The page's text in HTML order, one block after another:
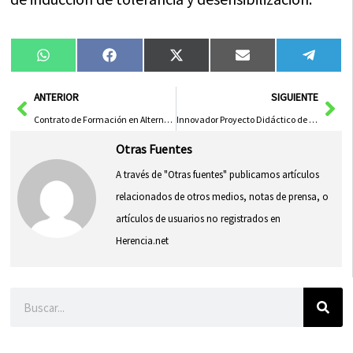
Compartir
en
WhatsAppCompartir
en
FacebookCompartir
en
X
(Twitter)
Compartir
en
Email
en
AntANTERIOR
Contrato de Formación en Alternancia: Una Oportunidad de Aprendizaje y Trabajo
SIGUIENTE
Innovador Proyecto Didáctico de la Diputación de Albacete Cautiva en Su Estreno Provincial
Otras Fuentes
A través de "Otras fuentes" publicamos artículos
relacionados de otros medios, notas de prensa, o
artículos de usuarios no registrados en
Herencia.net